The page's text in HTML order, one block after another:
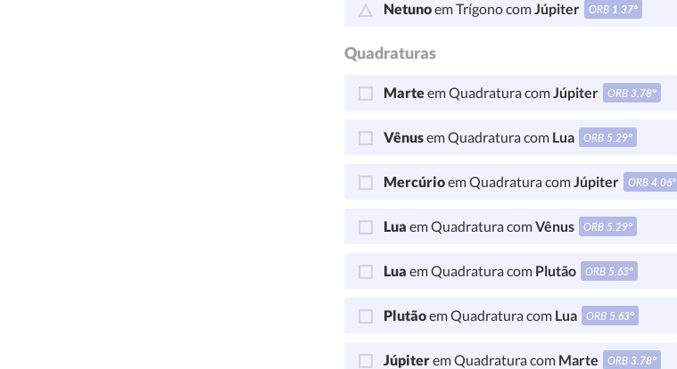
Netunoem Trígono comJúpiter ORB 1.37°
Quadraturas
Marteem Quadratura comJúpiter ORB3.78°
Vênusem Quadratura com Lua ORB 5.29°
Mercúrioem Quadratura comJúpiter ORB4.06°
Lua em Quadratura comVênus ORB 5.29°
Lua em Quadratura com Plutão ORB 5.63°
Plutãoem Quadratura com Lua ORB 5.63°
Júpiterem Quadratura com Marte ORB3.78°